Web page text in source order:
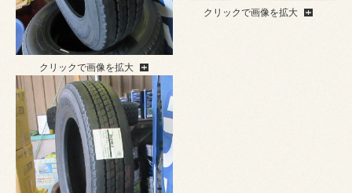
クリックで画像を拡大
クリックで画像を拡大